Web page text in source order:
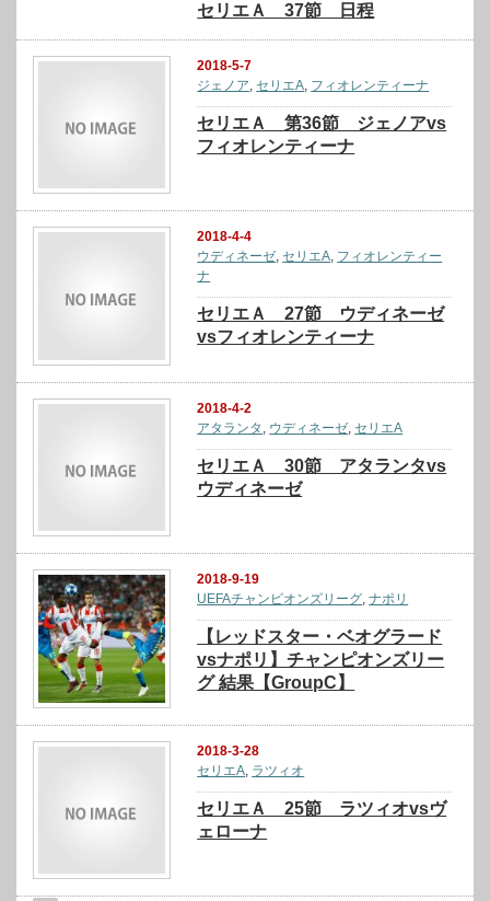
セリエＡ 37節 日程
2018-5-7
ジェノア, セリエA, フィオレンティーナ
セリエＡ 第36節 ジェノアvs
フィオレンティーナ
2018-4-4
ウディネーゼ, セリエA, フィオレンティー
ナ
セリエＡ 27節 ウディネーゼ
vsフィオレンティーナ
2018-4-2
アタランタ
ウディネーゼ セリエA
セリエＡ 30節 アタランタvs
ウディネーゼ
2018-9-19
UEFAチャンピオンズリーグ,ナポリ
【レッドスター・ベオグラード
vsナポリ】チャンピオンズリー
グ 結果【GroupC】
2018-3-28
セリエA ラツィオ
セリエＡ 25節 ラツィオvsヴ
ェローナ